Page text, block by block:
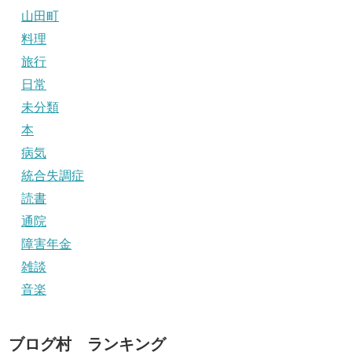
山田町
料理
旅行
日常
未分類
本
病気
統合失調症
読書
通院
障害年金
雑談
音楽
ブログ村 ランキング